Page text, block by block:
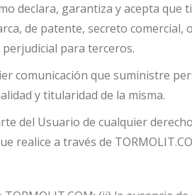
declara, garantiza y acepta que
de patente, secreto comercial,
para terceros.
comunicación que suministre
y titularidad de la misma.
del Usuario de cualquier
a través de